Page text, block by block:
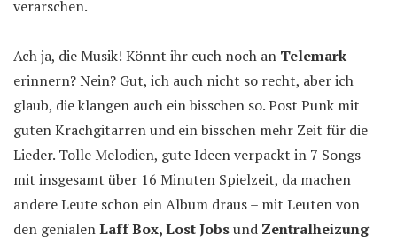
verarschen.
Ach ja, die Musik! Könnt ihr euch noch an Telemark
erinnern? Nein? Gut, ich auch nicht so recht, aber ich
glaub, die klangen auch ein bisschen so. Post Punk mit
guten Krachgitarren und ein bisschen mehr Zeit für die
Lieder. Tolle Melodien, gute Ideen verpackt in 7 Songs
mit insgesamt über 16 Minuten Spielzeit, da machen
andere Leute schon ein Album draus – mit Leuten von
den genialenLaff Box, Lost Jobsund Zentralheizung